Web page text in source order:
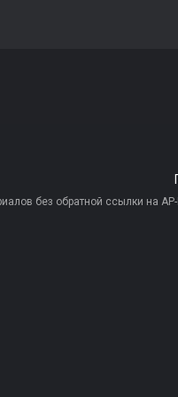
без обратной ссылки на